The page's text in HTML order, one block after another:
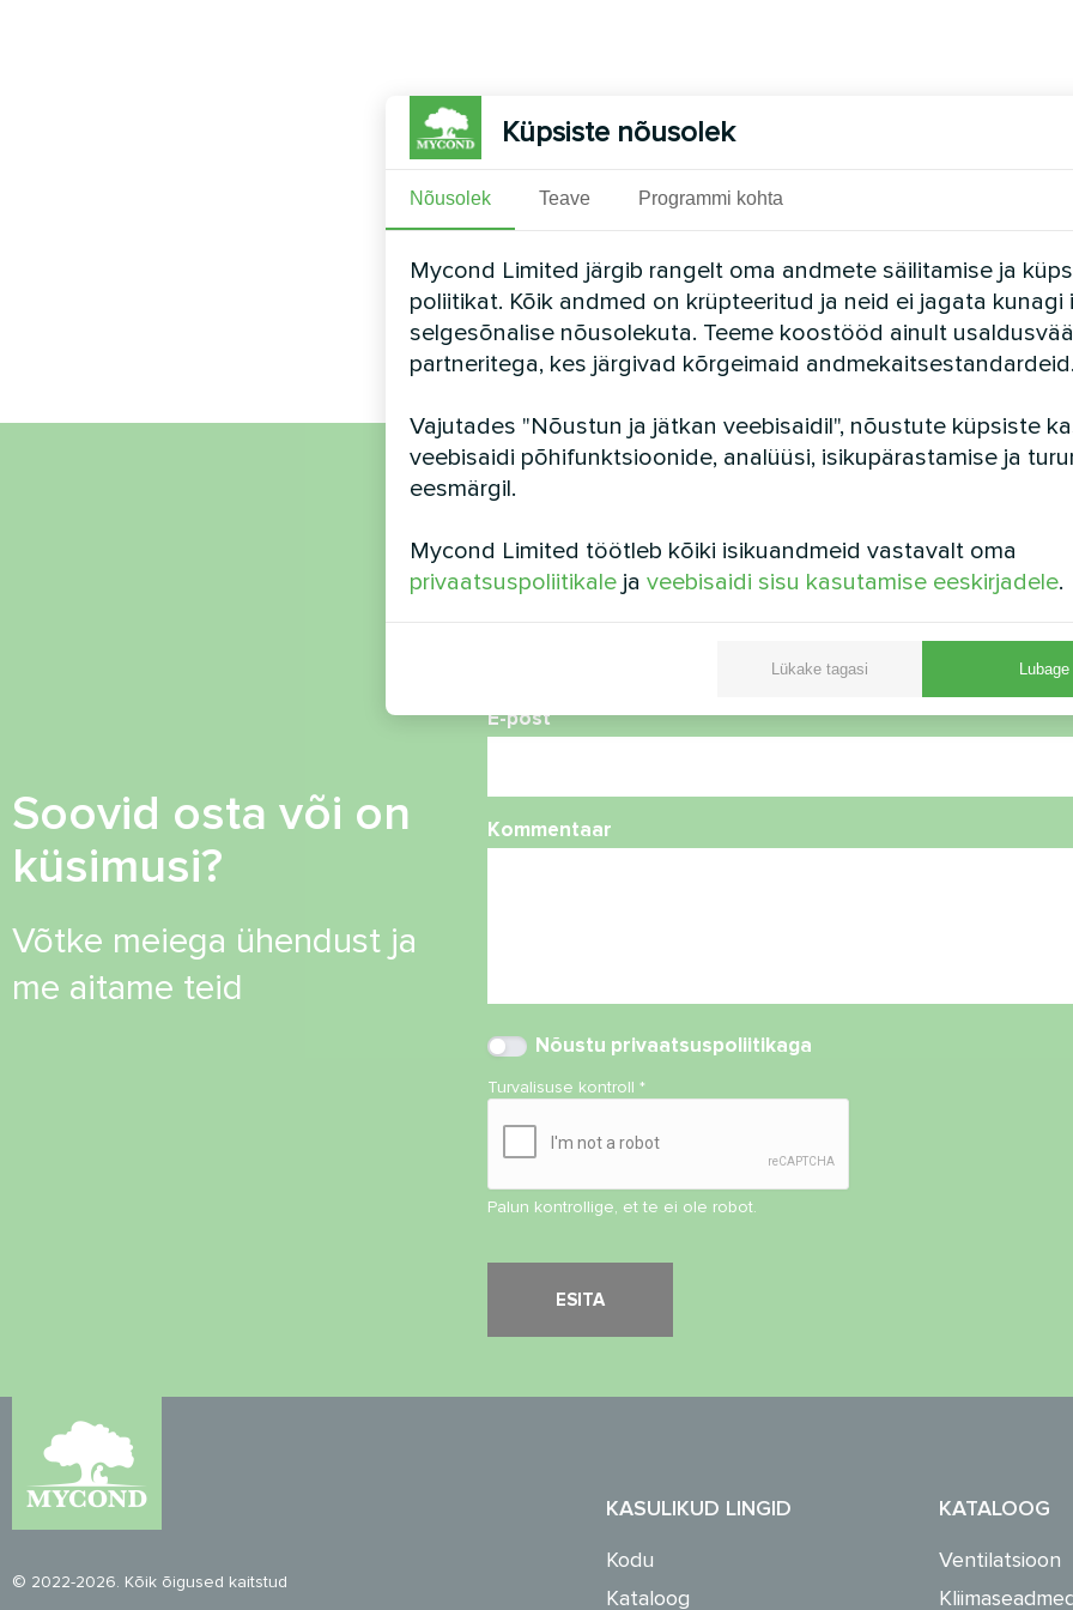
Soovid osta või on
küsimusi?
Võtke meiega ühendust ja
me aitame teid
Nimi
E-post
Kommentaar
Nõustu privaatsuspoliitikaga
Turvalisuse kontroll*
Palun kontrollige, et te ei ole robot.
© 2022-2026. Kõik õigused kaitstud
KASULIKUD LINGID
Kodu
Kataloog
KATALOOG
Ventilatsioon
Küpsiste nõusolek
Nõusolek Teave Programmi kohta
Mycond Limited järgib rangelt oma andmete säilitamise ja
poliitikat. Kõik andmed on krüpteeritud ja neid ei jagata kunagi
selgesõnalise nõusolekuta. Teeme koostööd ainult
partneritega, kes järgivad kõrgeimaid
Vajutades "Nõustun ja jätkan veebisaidil", nõustute küpsiste
veebisaidi põhifunktsioonide, analüüsi, isikupärastamise ja
eesmärgil.
Mycond Limited töötleb kõiki isikuandmeid vastavalt oma
privaatsuspoliitikale ja veebisaidi sisu kasutamise eeskirjadele.
Lükake tagasi